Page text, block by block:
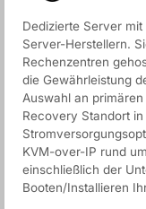
Dedizierte Server
Server-Herstellern.
Rechenzentren
die Gewährleistung
Auswahl an
Recovery Standort
KVM-over-IP rund
einschließlich der
Booten/Installieren